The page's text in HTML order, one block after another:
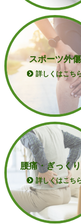
スポーツ外傷
詳しくはこち
腰痛・ぎっく
詳しくはこち